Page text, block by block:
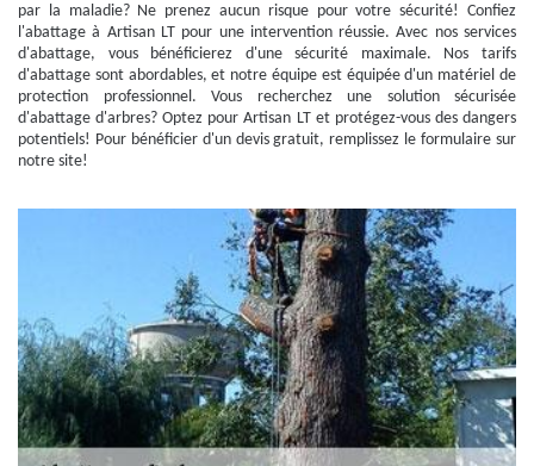
par la maladie? Ne prenez aucun risque pour votre sécurité! Confiez
l'abattage à Artisan LT pour une intervention réussie. Avec nos services
d'abattage, vous bénéficierez d'une sécurité maximale. Nos tarifs
d'abattage sont abordables, et notre équipe est équipée d'un matériel de
protection professionnel. Vous recherchez une solution sécurisée
d'abattage d'arbres? Optez pour Artisan LT et protégez-vous des dangers
potentiels! Pour bénéficier d'un devis gratuit, remplissez le formulaire sur
notre site!